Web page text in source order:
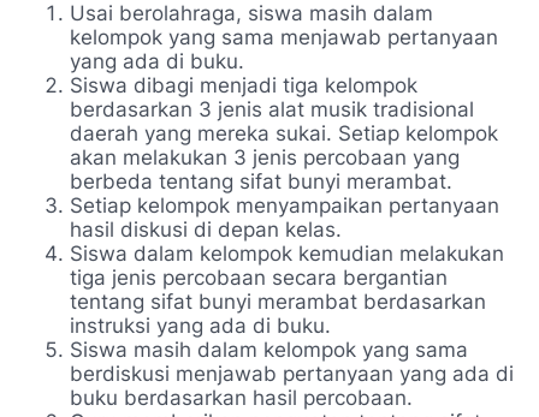
Usai berolahraga, siswa masih dalam
kelompok yang sama menjawab pertanyaan
yang ada di buku.
Siswa dibagi menjadi tiga kelompok
berdasarkan 3 jenis alat musik tradisional
daerah yang mereka sukai. Setiap kelompok
akan melakukan 3 jenis percobaan yang
berbeda tentang sifat bunyi merambat.
Setiap kelompok menyampaikan pertanyaan
hasil diskusi di depan kelas.
Siswa dalam kelompok kemudian melakukan
tiga jenis percobaan secara bergantian
tentang sifat bunyi merambat berdasarkan
instruksi yang ada di buku.
Siswa masih dalam kelompok yang sama
berdiskusi menjawab pertanyaan yang ada di
buku berdasarkan hasil percobaan.